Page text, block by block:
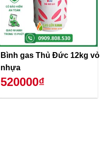
Bình gas Thủ Đức 12kg vỏ
nhựa
520000₫